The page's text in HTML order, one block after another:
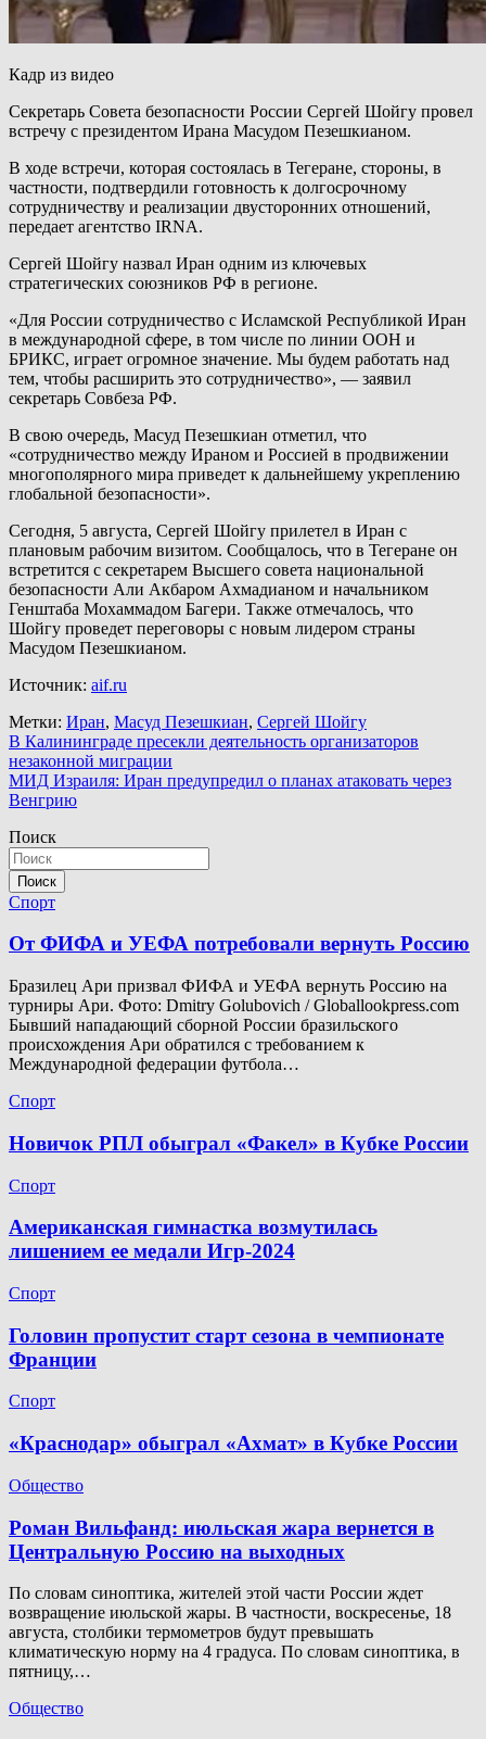
Кадр из видео
Секретарь Совета безопасности России Сергей Шойгу провел
встречу с президентом Ирана Масудом Пезешкианом.
В ходе встречи, которая состоялась в Тегеране, стороны, в
частности, подтвердили готовность к долгосрочному
сотрудничеству и реализации двусторонних отношений,
передает агентство IRNA.
Сергей Шойгу назвал Иран одним из ключевых
стратегических союзников РФ в регионе.
«Для России сотрудничество с Исламской Республикой Иран
в международной сфере, в том числе по линии ООН и
БРИКС, играет огромное значение. Мы будем работать над
тем, чтобы расширить это сотрудничество», — заявил
секретарь Совбеза РФ.
В свою очередь, Масуд Пезешкиан отметил, что
«сотрудничество между Ираном и Россией в продвижении
многополярного мира приведет к дальнейшему укреплению
глобальной безопасности».
Сегодня, 5 августа, Сергей Шойгу прилетел в Иран с
плановым рабочим визитом. Сообщалось, что в Тегеране он
встретится с секретарем Высшего совета национальной
безопасности Али Акбаром Ахмадианом и начальником
Генштаба Мохаммадом Багери. Также отмечалось, что
Шойгу проведет переговоры с новым лидером страны
Масудом Пезешкианом.
Источник: aif.ru
Метки: Иран, Масуд Пезешкиан, Сергей Шойгу
Навигация
по
записям
В Калининграде пресекли деятельность организаторов
незаконной миграции
МИД Израиля: Иран предупредил о планах атаковать через
Венгрию
Поиск
Поиск
Спорт
От ФИФА и УЕФА потребовали вернуть Россию
Бразилец Ари призвал ФИФА и УЕФА вернуть Россию на
турниры Ари. Фото: Dmitry Golubovich / Globallookpress.com
Бывший нападающий сборной России бразильского
происхождения Ари обратился с требованием к
Международной федерации футбола…
Спорт
Новичок РПЛ обыграл «Факел» в Кубке России
Спорт
Американская гимнастка возмутилась
лишением ее медали Игр-2024
Спорт
Головин пропустит старт сезона в чемпионате
Франции
Спорт
«Краснодар» обыграл «Ахмат» в Кубке России
Общество
Роман Вильфанд: июльская жара вернется в
Центральную Россию на выходных
По словам синоптика, жителей этой части России ждет
возвращение июльской жары. В частности, воскресенье, 18
августа, столбики термометров будут превышать
климатическую норму на 4 градуса. По словам синоптика, в
пятницу,…
Общество